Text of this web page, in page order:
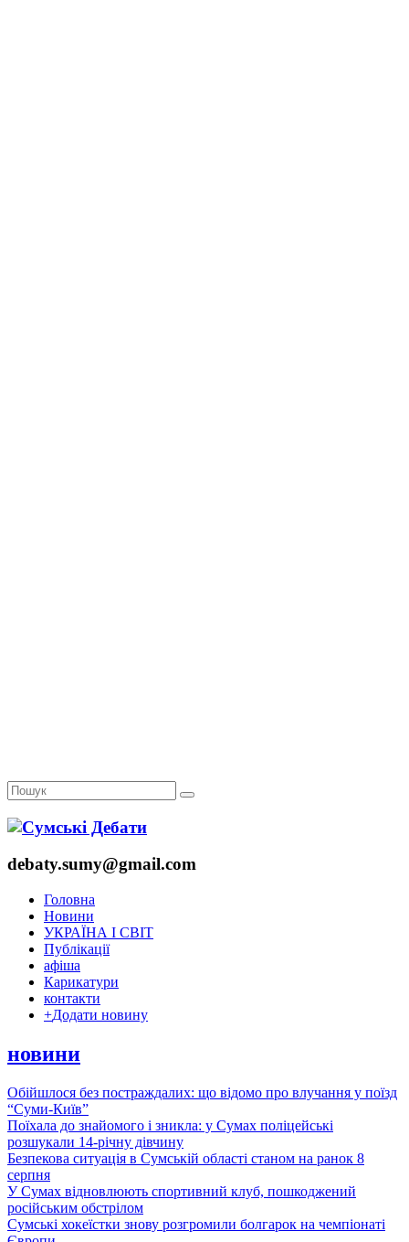
debaty.sumy@gmail.com
Головна
Новини
УКРАЇНА І СВІТ
Публікації
афіша
Карикатури
контакти
+Додати новину
новини
Обійшлося без постраждалих: що відомо про влучання у поїзд
“Суми-Київ”
Поїхала до знайомого і зникла: у Сумах поліцейські
розшукали 14-річну дівчину
Безпекова ситуація в Сумській області станом на ранок 8
серпня
У Сумах відновлюють спортивний клуб, пошкоджений
російським обстрілом
Сумські хокеїстки знову розгромили болгарок на чемпіонаті